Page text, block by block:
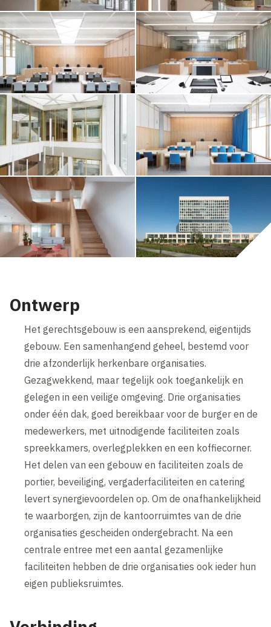
Ontwerp
Het gerechtsgebouw is een aansprekend, eigentijds
gebouw. Een samenhangend geheel, bestemd voor
drie afzonderlijk herkenbare organisaties.
Gezagwekkend, maar tegelijk ook toegankelijk en
gelegen in een veilige omgeving. Drie organisaties
onder één dak, goed bereikbaar voor de burger en de
medewerkers, met uitnodigende faciliteiten zoals
spreekkamers, overlegplekken en een koffiecorner.
Het delen van een gebouw en faciliteiten zoals de
portier, beveiliging, vergaderfaciliteiten en catering
levert synergievoordelen op. Om de onafhankelijkheid
te waarborgen, zijn de kantoorruimtes van de drie
organisaties gescheiden ondergebracht. Na een
centrale entree met een aantal gezamenlijke
faciliteiten hebben de drie organisaties ook ieder hun
eigen publieksruimtes.